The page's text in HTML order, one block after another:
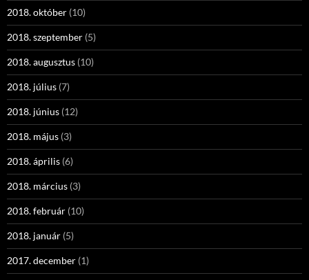
2018. október (10)
2018. szeptember (5)
2018. augusztus (10)
2018. július (7)
2018. június (12)
2018. május (3)
2018. április (6)
2018. március (3)
2018. február (10)
2018. január (5)
2017. december (1)